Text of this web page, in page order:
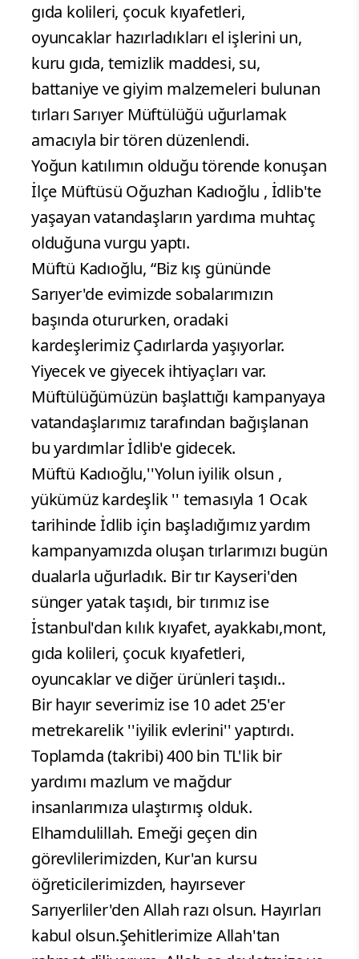
gıda kolileri, çocuk kıyafetleri,
oyuncaklar hazırladıkları el işlerini un,
kuru gıda, temizlik maddesi, su,
battaniye ve giyim malzemeleri bulunan
tırları Sarıyer Müftülüğü uğurlamak
amacıyla bir tören düzenlendi.
Yoğun katılımın olduğu törende konuşan
İlçe Müftüsü Oğuzhan Kadıoğlu , İdlib'te
yaşayan vatandaşların yardıma muhtaç
olduğuna vurgu yaptı.
Müftü Kadıoğlu, “Biz kış gününde
Sarıyer'de evimizde sobalarımızın
başında otururken, oradaki
kardeşlerimiz Çadırlarda yaşıyorlar.
Yiyecek ve giyecek ihtiyaçları var.
Müftülüğümüzün başlattığı kampanyaya
vatandaşlarımız tarafından bağışlanan
bu yardımlar İdlib'e gidecek.
Müftü Kadıoğlu,''Yolun iyilik olsun ,
yükümüz kardeşlik '' temasıyla 1 Ocak
tarihinde İdlib için başladığımız yardım
kampanyamızda oluşan tırlarımızı bugün
dualarla uğurladık. Bir tır Kayseri'den
sünger yatak taşıdı, bir tırımız ise
İstanbul'dan kılık kıyafet, ayakkabı,mont,
gıda kolileri, çocuk kıyafetleri,
oyuncaklar ve diğer ürünleri taşıdı..
Bir hayır severimiz ise 10 adet 25'er
metrekarelik ''iyilik evlerini'' yaptırdı.
Toplamda (takribi) 400 bin TL'lik bir
yardımı mazlum ve mağdur
insanlarımıza ulaştırmış olduk.
Elhamdulillah. Emeği geçen din
görevlilerimizden, Kur'an kursu
öğreticilerimizden, hayırsever
Sarıyerliler'den Allah razı olsun. Hayırları
kabul olsun.Şehitlerimize Allah'tan